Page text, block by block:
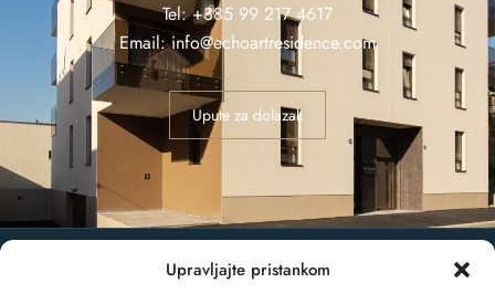
Upravljajte pristankom
Tel: +385 99 217 4617
Email: info@echoartresidence.com
Upute za dolazak